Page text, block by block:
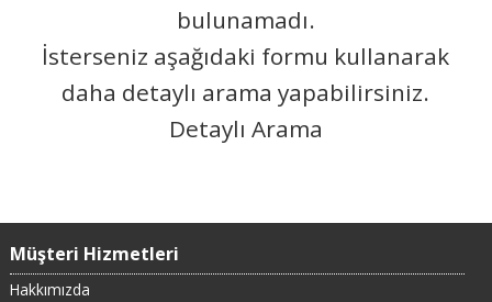
bulunamadı.
İsterseniz aşağıdaki formu kullanarak
daha detaylı arama yapabilirsiniz.
Detaylı Arama
Müşteri Hizmetleri
Hakkımızda